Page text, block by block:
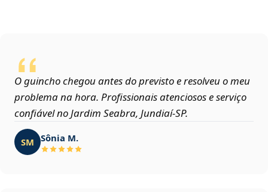
O guincho chegou antes do previsto e resolveu o meu
problema na hora. Profissionais atenciosos e serviço
confiável no Jardim Seabra, Jundiaí‑SP.
SM Sônia M.